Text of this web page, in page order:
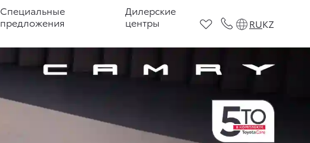
Специальные
предложения
Дилерские
центры
RUKZ